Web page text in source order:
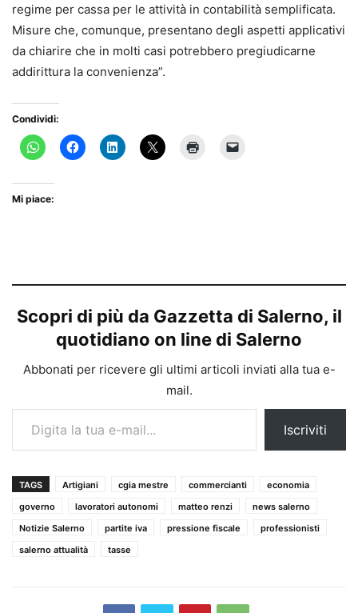
regime per cassa per le attività in contabilità semplificata.
Misure che, comunque, presentano degli aspetti applicativi
da chiarire che in molti casi potrebbero pregiudicarne
addirittura la convenienza”.
Condividi:
Mi piace:
Scopri di più da Gazzetta di Salerno, il
quotidiano on line di Salerno
Abbonati per ricevere gli ultimi articoli inviati alla tua e-
mail.
Digita la tua e-mail...
Iscriviti
TAGS Artigiani cgia mestre commercianti
economia
governo
lavoratori autonomi matteo renzi
news salerno
Notizie Salerno
partite iva pressione fiscale
professionisti
salerno attualità
tasse